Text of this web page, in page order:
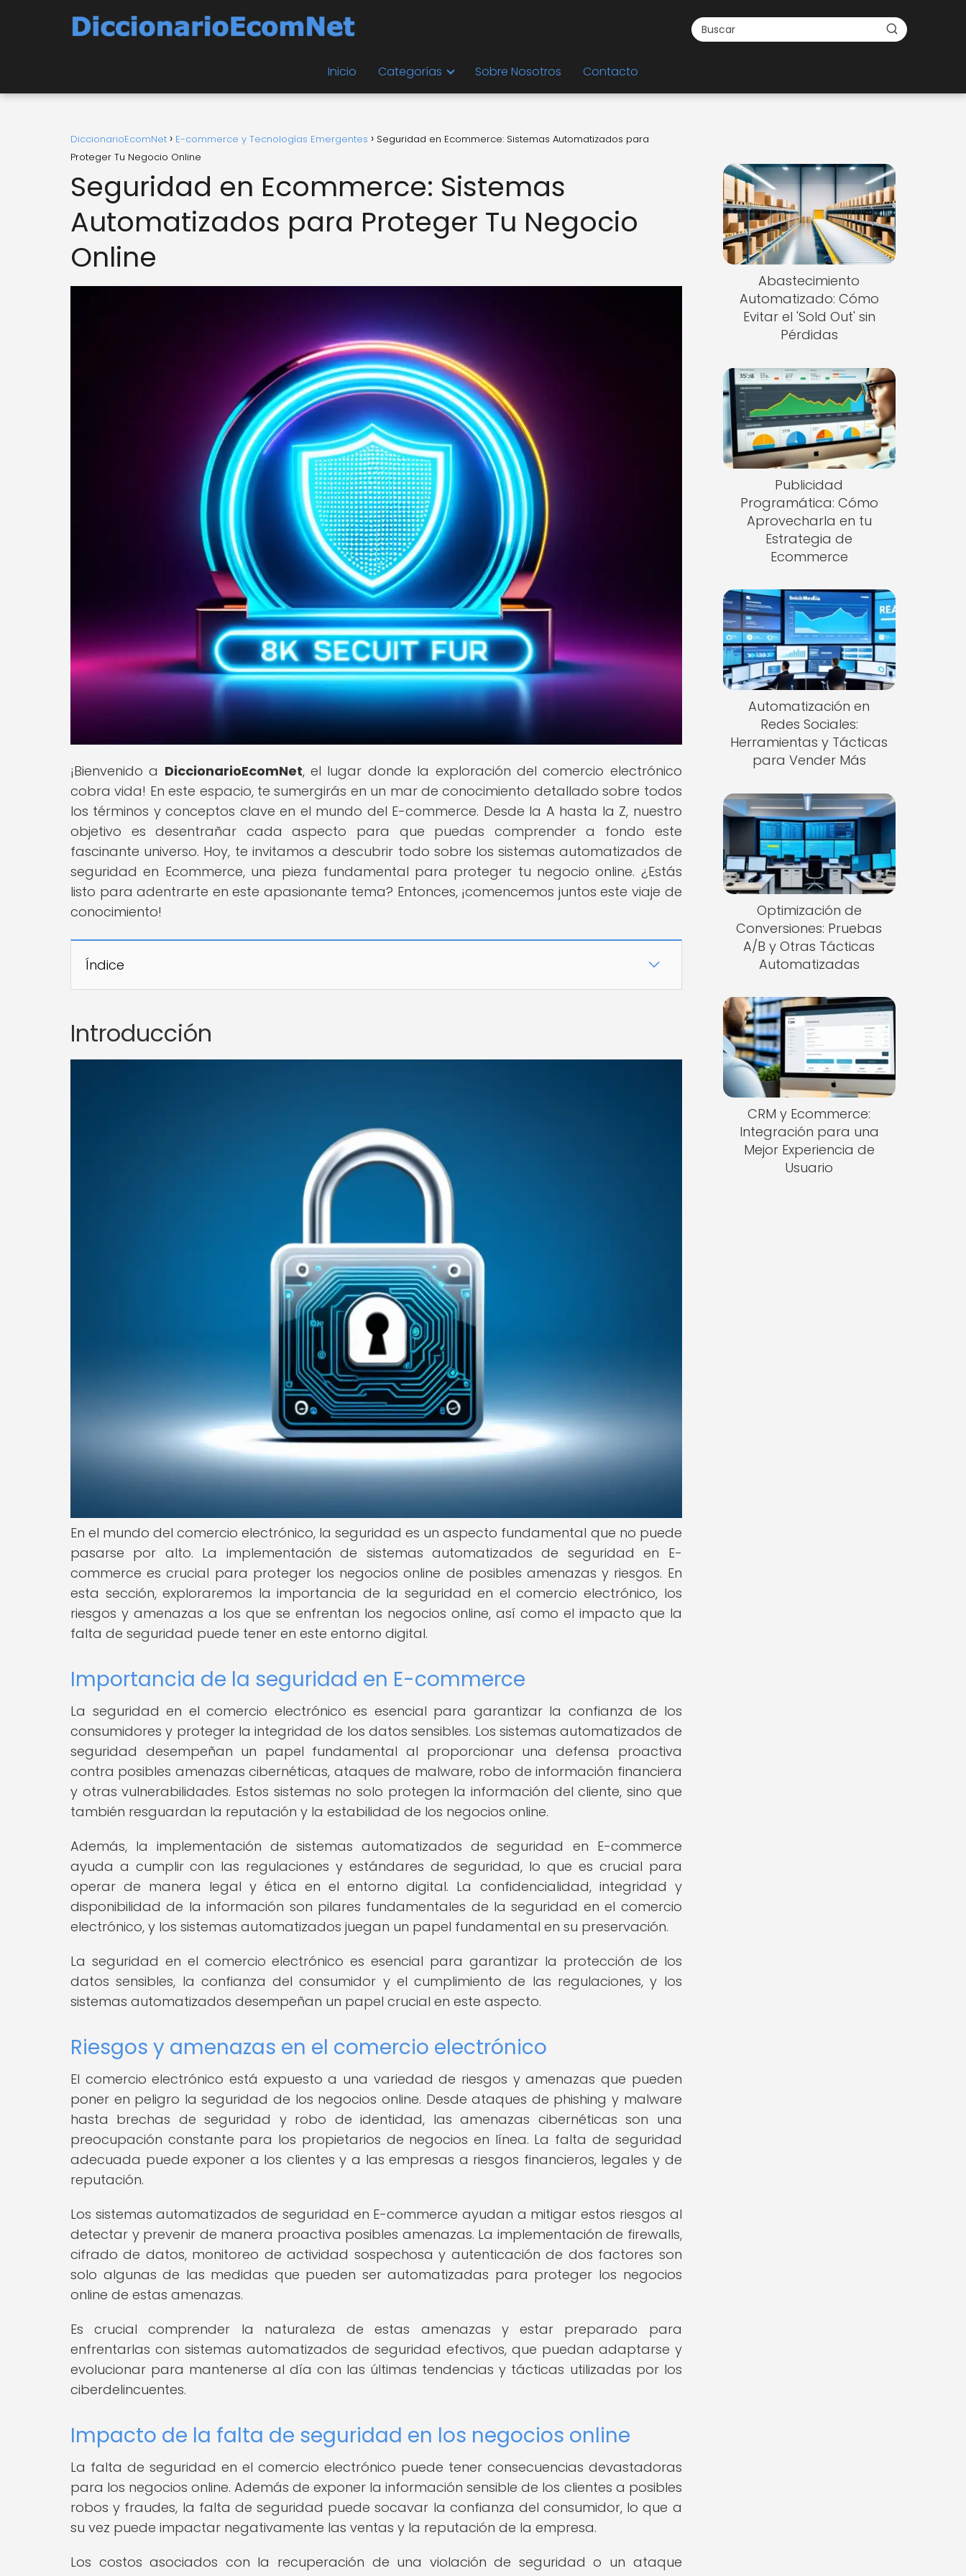
Inicio Categorías Sobre Nosotros Contacto
DiccionarioEcomNet E-commerce y Tecnologías Emergentes
Seguridad en Ecommerce: Sistemas Automatizados para
Proteger Tu Negocio Online
Seguridad en Ecommerce: Sistemas
Automatizados para Proteger Tu Negocio
Online
¡Bienvenido a DiccionarioEcomNet, el lugar donde la exploración del comercio electrónico
cobra vida! En este espacio, te sumergirás en un mar de conocimiento detallado sobre todos
los términos y conceptos clave en el mundo del E-commerce. Desde la A hasta la Z, nuestro
objetivo es desentrañar cada aspecto para que puedas comprender a fondo este
fascinante universo. Hoy, te invitamos a descubrir todo sobre los sistemas automatizados de
seguridad en Ecommerce, una pieza fundamental para proteger tu negocio online. ¿Estás
listo para adentrarte en este apasionante tema? Entonces, ¡comencemos juntos este viaje de
conocimiento!
Índice
Introducción
En el mundo del comercio electrónico, la seguridad es un aspecto fundamental que no puede
pasarse por alto. La implementación de sistemas automatizados de seguridad en E-
commerce es crucial para proteger los negocios online de posibles amenazas y riesgos. En
esta sección, exploraremos la importancia de la seguridad en el comercio electrónico, los
riesgos y amenazas a los que se enfrentan los negocios online, así como el impacto que la
falta de seguridad puede tener en este entorno digital.
Importancia de la seguridad en E-commerce
La seguridad en el comercio electrónico es esencial para garantizar la confianza de los
consumidores y proteger la integridad de los datos sensibles. Los sistemas automatizados de
seguridad desempeñan un papel fundamental al proporcionar una defensa proactiva
contra posibles amenazas cibernéticas, ataques de malware, robo de información financiera
y otras vulnerabilidades. Estos sistemas no solo protegen la información del cliente, sino que
también resguardan la reputación y la estabilidad de los negocios online.
Además, la implementación de sistemas automatizados de seguridad en E-commerce
ayuda a cumplir con las regulaciones y estándares de seguridad, lo que es crucial para
operar de manera legal y ética en el entorno digital. La confidencialidad, integridad y
disponibilidad de la información son pilares fundamentales de la seguridad en el comercio
electrónico, y los sistemas automatizados juegan un papel fundamental en su preservación.
La seguridad en el comercio electrónico es esencial para garantizar la protección de los
datos sensibles, la confianza del consumidor y el cumplimiento de las regulaciones, y los
sistemas automatizados desempeñan un papel crucial en este aspecto.
Riesgos y amenazas en el comercio electrónico
El comercio electrónico está expuesto a una variedad de riesgos y amenazas que pueden
poner en peligro la seguridad de los negocios online. Desde ataques de phishing y malware
hasta brechas de seguridad y robo de identidad, las amenazas cibernéticas son una
preocupación constante para los propietarios de negocios en línea. La falta de seguridad
adecuada puede exponer a los clientes y a las empresas a riesgos financieros, legales y de
reputación.
Los sistemas automatizados de seguridad en E-commerce ayudan a mitigar estos riesgos al
detectar y prevenir de manera proactiva posibles amenazas. La implementación de firewalls,
cifrado de datos, monitoreo de actividad sospechosa y autenticación de dos factores son
solo algunas de las medidas que pueden ser automatizadas para proteger los negocios
online de estas amenazas.
Es crucial comprender la naturaleza de estas amenazas y estar preparado para
enfrentarlas con sistemas automatizados de seguridad efectivos, que puedan adaptarse y
evolucionar para mantenerse al día con las últimas tendencias y tácticas utilizadas por los
ciberdelincuentes.
Impacto de la falta de seguridad en los negocios online
La falta de seguridad en el comercio electrónico puede tener consecuencias devastadoras
para los negocios online. Además de exponer la información sensible de los clientes a posibles
robos y fraudes, la falta de seguridad puede socavar la confianza del consumidor, lo que a
su vez puede impactar negativamente las ventas y la reputación de la empresa.
Los costos asociados con la recuperación de una violación de seguridad o un ataque
Abastecimiento
Automatizado: Cómo
Evitar el 'Sold Out' sin
Pérdidas
Publicidad
Programática: Cómo
Aprovecharla en tu
Estrategia de
Ecommerce
Automatización en
Redes Sociales:
Herramientas y Tácticas
para Vender Más
Optimización de
Conversiones: Pruebas
A/B y Otras Tácticas
Automatizadas
CRM y Ecommerce:
Integración para una
Mejor Experiencia de
Usuario